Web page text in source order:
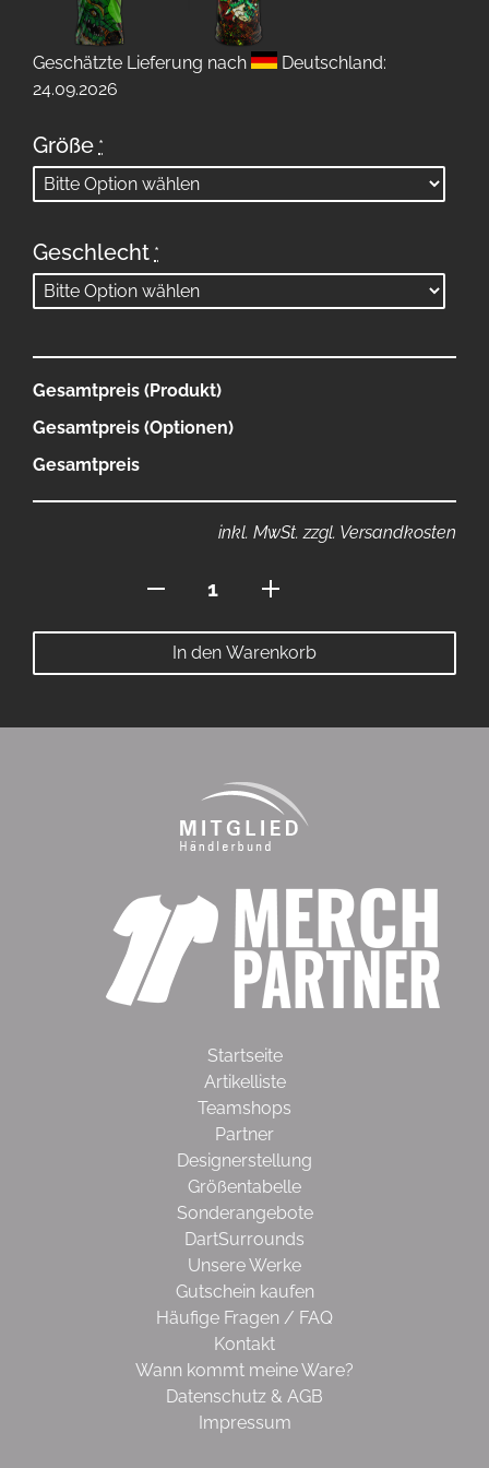
Geschätzte Lieferung nach
Deutschland:
24.09.2026
Größe *
Geschlecht *
Gesamtpreis (Produkt)
Gesamtpreis (Optionen)
Gesamtpreis
inkl. MwSt. zzgl. Versandkosten
Reissverschluss
Menge
In den Warenkorb
Startseite
Artikelliste
Teamshops
Partner
Designerstellung
Größentabelle
Sonderangebote
DartSurrounds
Unsere Werke
Gutschein kaufen
Häufige Fragen / FAQ
Kontakt
Wann kommt meine Ware?
Datenschutz & AGB
Impressum